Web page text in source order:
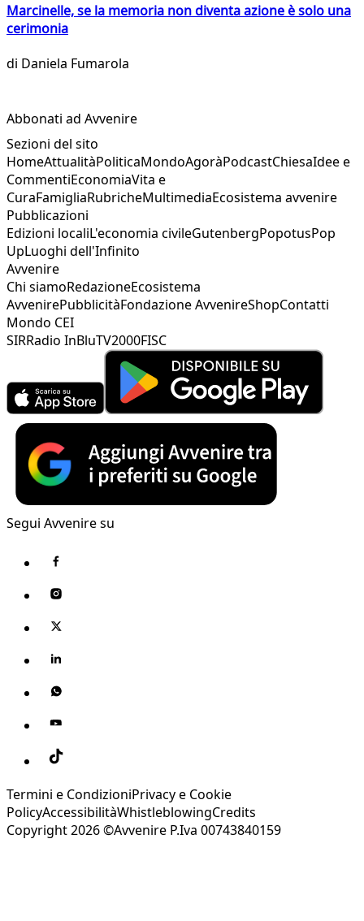
Marcinelle, se la memoria non diventa azione è solo una
cerimonia
di Daniela Fumarola
Abbonati ad Avvenire
Sezioni del sito
HomeAttualitàPoliticaMondoAgoràPodcastChiesaIdee e
CommentiEconomiaVita e
CuraFamigliaRubricheMultimediaEcosistema avvenire
Pubblicazioni
Edizioni localiL'economia civileGutenbergPopotusPop
UpLuoghi dell'Infinito
Avvenire
Chi siamoRedazioneEcosistema
AvvenirePubblicitàFondazione AvvenireShopContatti
Mondo CEI
SIRRadio InBluTV2000FISC
Segui Avvenire su
Termini e CondizioniPrivacy e Cookie
PolicyAccessibilitàWhistleblowingCredits
Copyright 2026 ©Avvenire P.Iva 00743840159